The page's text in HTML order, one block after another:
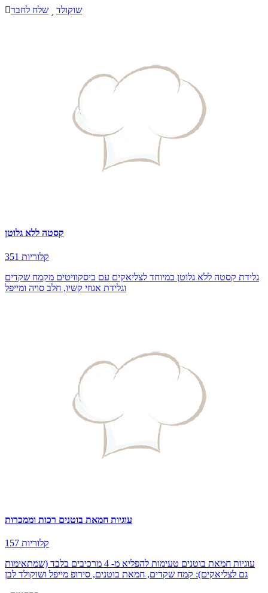
שלח לחבר שוקולד
קסטה ללא גלוטן
351 קלוריות
גלידת קסטה ללא גלוטן במיוחד לצליאקים עם ביסקוויטים מקמח שקדים
וגלידת אגוזי קשיו, חלב סויה ומייפל
עוגיות חמאת בוטנים רכות וממכרות
157 קלוריות
עוגיות חמאת בוטנים טעימות להפליא מ- 4 מרכיבים בלבד (שמתאימות
גם לצליאקים): קמח שקדים, חמאת בוטנים, סירופ מייפל ושוקולד לבן